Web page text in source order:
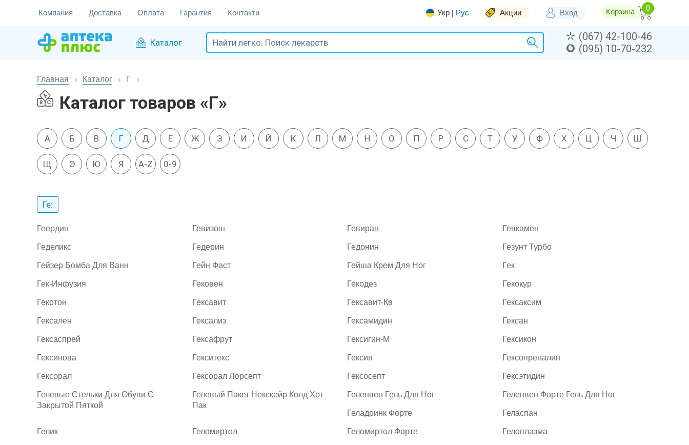
Компания Доставка Оплата Гарантия Контакти Укр | Рус Акции Вход Корзина
Каталог
(067) 42-100-46
(095) 10-70-232
Главная Каталог Г
Каталог товаров «Г»
А Б В Г Д Е Ж З И Й К Л М Н О П Р С Т У Ф Х Ц Ч Ш
Щ Э Ю Я A-Z 0-9
Ге:
Геердин Гевизош Гевиран Гевкамен
Геделикс Гедерин Гедонин Гезунт Турбо
Гейзер Бомба Для Ванн Гейн Фаст Гейша Крем Для Ног Гек
Гек-Инфузия Гековен Гекодез Гекокур
Гекотон Гексавит Гексавит-Кв Гексаксим
Гексален Гексализ Гексамидин Гексан
Гексаспрей Гексафрут Гексигин-М Гексикон
Гексинова Гекситекс Гексия Гексопреналин
Гексорал Гексорал Лорсепт Гексосепт Гексэтидин
Гелевые Стельки Для Обуви С
Закрытой Пяткой
Гелевый Пакет Некскейр Колд Хот
Пак
Геленвен Гель Для Ног Геленвен Форте Гель Для Ног
Геладринк Форте Геласпан
Гелик Геломиртол Геломиртол Форте Гелоплазма